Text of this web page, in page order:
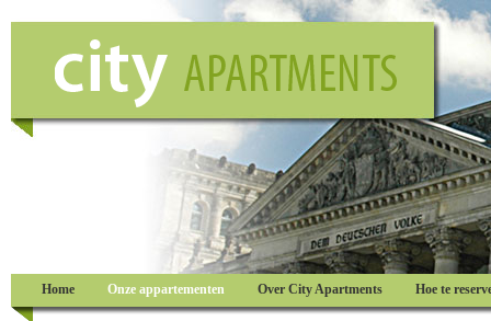
Home Onze appartementen Over City Apartments Hoe te